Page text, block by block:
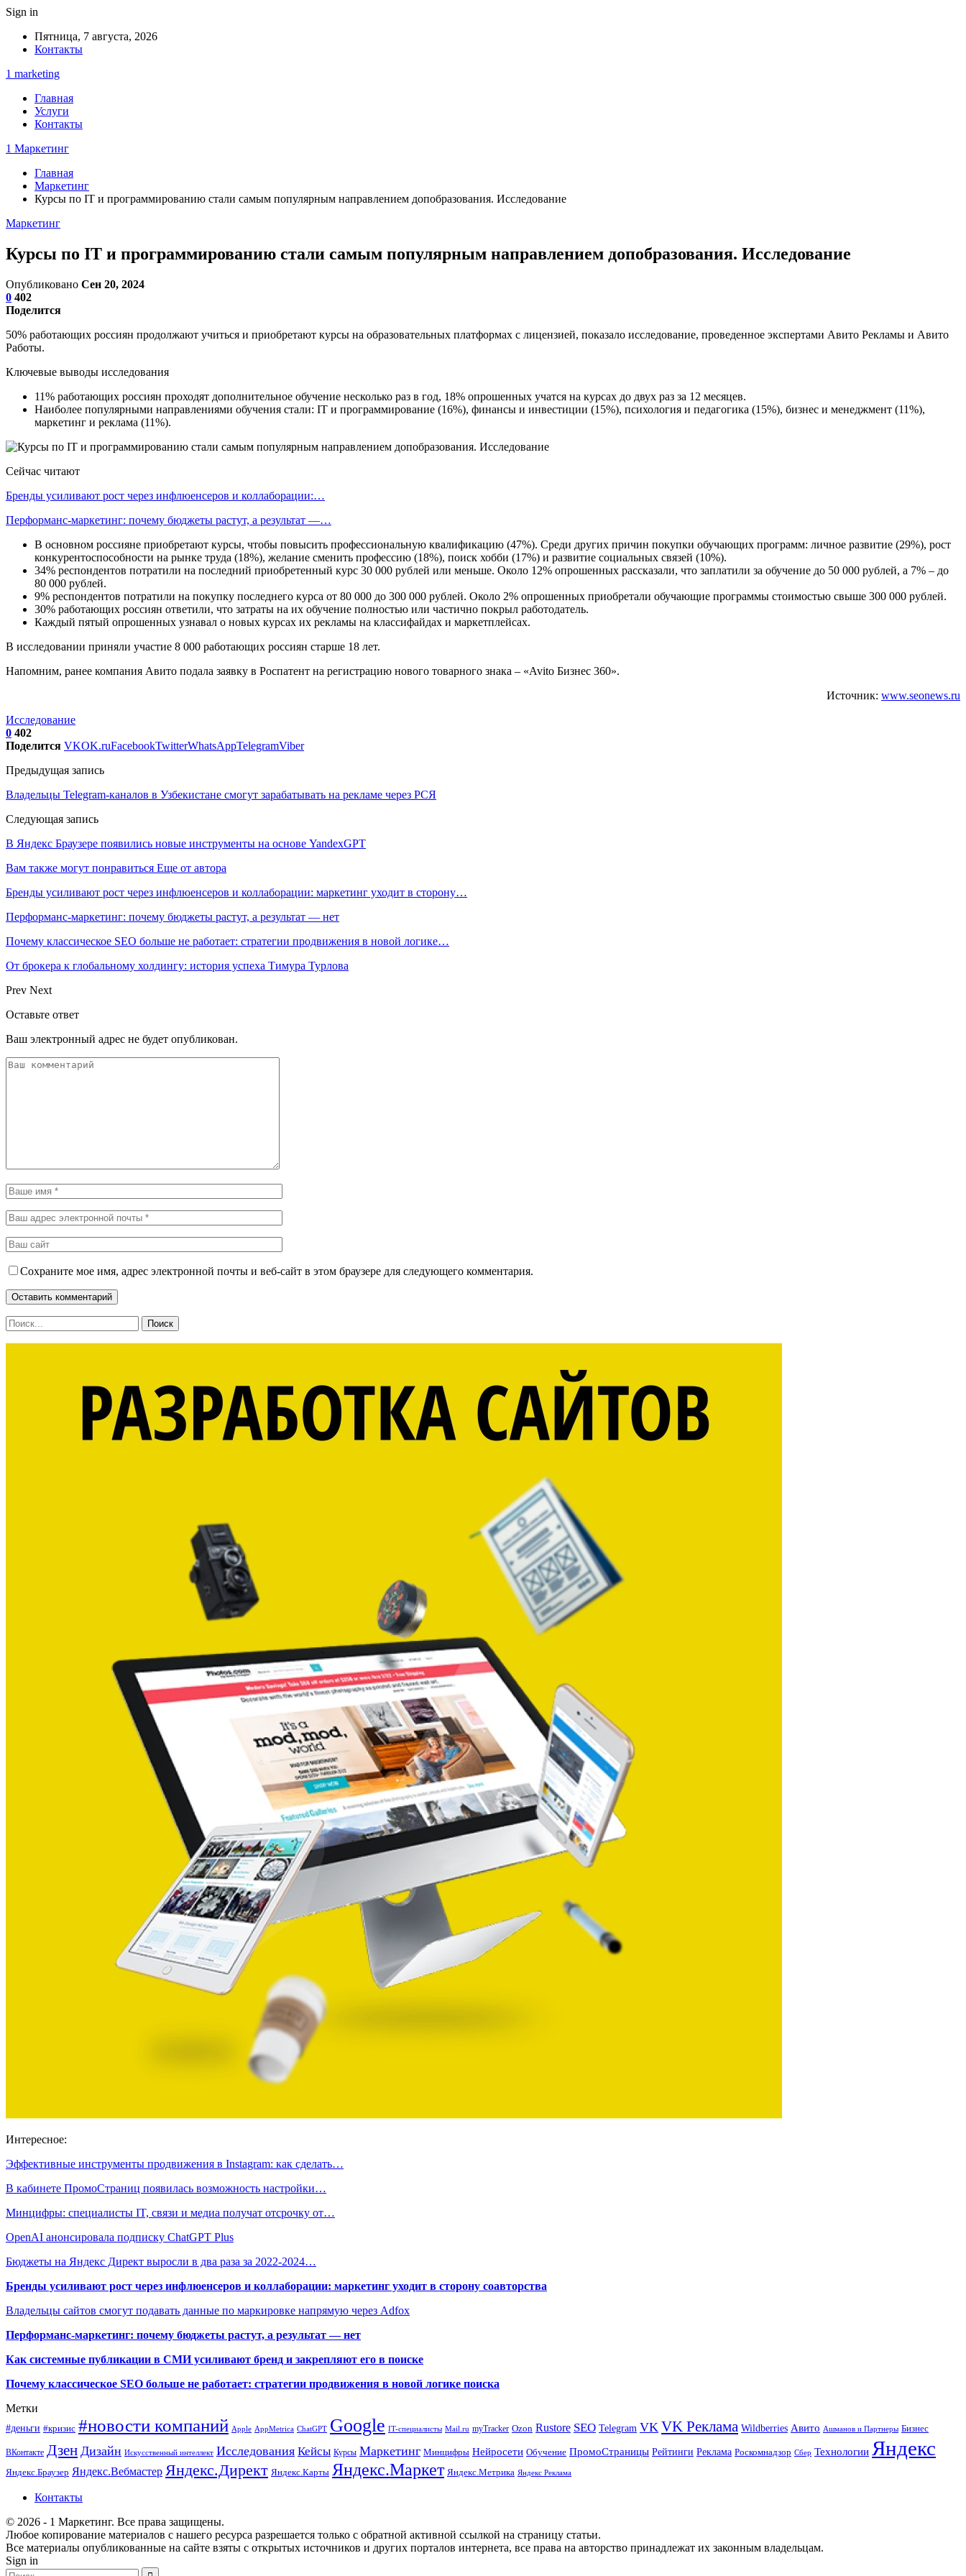
Sign in
Пятница, 7 августа, 2026
Контакты
1 marketing
Главная
Услуги
Контакты
1 Маркетинг
Главная
Маркетинг
Курсы по IT и программированию стали самым популярным направлением допобразования. Исследование
Маркетинг
Курсы по IT и программированию стали самым популярным направлением допобразования. Исследование
Опубликовано Сен 20, 2024
0 402
Поделится
50% работающих россиян продолжают учиться и приобретают курсы на образовательных платформах с лицензией, показало исследование, проведенное экспертами Авито Рекламы и Авито
Работы.
Ключевые выводы исследования
11% работающих россиян проходят дополнительное обучение несколько раз в год, 18% опрошенных учатся на курсах до двух раз за 12 месяцев.
Наиболее популярными направлениями обучения стали: IT и программирование (16%), финансы и инвестиции (15%), психология и педагогика (15%), бизнес и менеджмент (11%),
маркетинг и реклама (11%).
Сейчас читают
Бренды усиливают рост через инфлюенсеров и коллаборации:…
Перформанс-маркетинг: почему бюджеты растут, а результат —…
В основном россияне приобретают курсы, чтобы повысить профессиональную квалификацию (47%). Среди других причин покупки обучающих программ: личное развитие (29%), рост
конкурентоспособности на рынке труда (18%), желание сменить профессию (18%), поиск хобби (17%) и развитие социальных связей (10%).
34% респондентов потратили на последний приобретенный курс 30 000 рублей или меньше. Около 12% опрошенных рассказали, что заплатили за обучение до 50 000 рублей, а 7% – до
80 000 рублей.
9% респондентов потратили на покупку последнего курса от 80 000 до 300 000 рублей. Около 2% опрошенных приобретали обучающие программы стоимостью свыше 300 000 рублей.
30% работающих россиян ответили, что затраты на их обучение полностью или частично покрыл работодатель.
Каждый пятый опрошенных узнавал о новых курсах их рекламы на классифайдах и маркетплейсах.
В исследовании приняли участие 8 000 работающих россиян старше 18 лет.
Напомним, ранее компания Авито подала заявку в Роспатент на регистрацию нового товарного знака – «Avito Бизнес 360».
Источник: www.seonews.ru
Исследование
0 402
Поделится VKOK.ruFacebookTwitterWhatsAppTelegramViber
Предыдущая запись
Владельцы Telegram-каналов в Узбекистане смогут зарабатывать на рекламе через РСЯ
Следующая запись
В Яндекс Браузере появились новые инструменты на основе YandexGPT
Вам также могут понравиться Еще от автора
Бренды усиливают рост через инфлюенсеров и коллаборации: маркетинг уходит в сторону…
Перформанс-маркетинг: почему бюджеты растут, а результат — нет
Почему классическое SEO больше не работает: стратегии продвижения в новой логике…
От брокера к глобальному холдингу: история успеха Тимура Турлова
Prev Next
Оставьте ответ
Ваш электронный адрес не будет опубликован.
Сохраните мое имя, адрес электронной почты и веб-сайт в этом браузере для следующего комментария.
Интересное:
Эффективные инструменты продвижения в Instagram: как сделать…
В кабинете ПромоСтраниц появилась возможность настройки…
Минцифры: специалисты IT, связи и медиа получат отсрочку от…
OpenAI анонсировала подписку ChatGPT Plus
Бюджеты на Яндекс Директ выросли в два раза за 2022-2024…
Бренды усиливают рост через инфлюенсеров и коллаборации: маркетинг уходит в сторону соавторства
Владельцы сайтов смогут подавать данные по маркировке напрямую через Adfox
Перформанс-маркетинг: почему бюджеты растут, а результат — нет
Как системные публикации в СМИ усиливают бренд и закрепляют его в поиске
Почему классическое SEO больше не работает: стратегии продвижения в новой логике поиска
Метки
#деньги #кризис #новости компаний Apple AppMetrica ChatGPT Google IT-специалисты Mail.ru myTracker Ozon Rustore SEO Telegram VK VK Реклама Wildberries Авито Ашманов и Партнеры Бизнес
ВКонтакте Дзен Дизайн Искусственный интеллект Исследования Кейсы Курсы Маркетинг Минцифры Нейросети Обучение ПромоСтраницы Рейтинги Реклама Роскомнадзор Сбер Технологии Яндекс
Яндекс.Браузер Яндекс.Вебмастер Яндекс.Директ Яндекс.Карты Яндекс.Маркет Яндекс.Метрика Яндекс Реклама
Контакты
© 2026 - 1 Маркетинг. Все права защищены.
Любое копирование материалов с нашего ресурса разрешается только с обратной активной ссылкой на страницу статьи.
Все материалы опубликованные на сайте взяты с открытых источников и других порталов интернета, все права на авторство принадлежат их законным владельцам.
Sign in